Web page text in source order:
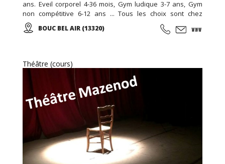
ans. Eveil corporel 4-36 mois, Gym ludique 3-7 ans, Gym
non compétitive 6-12 ans ... Tous les choix sont chez
EDENKIDS !
BOUC BEL AIR (13320)
Théâtre (cours)